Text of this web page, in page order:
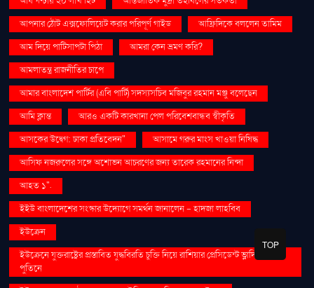
আপনার ঠোঁট এক্সফোলিয়েট করার পরিপূর্ণ গাইড
আফ্রিদিকে বললেন তামিম
আম দিয়ে পাটিসাপটা পিঠা
আমরা কেন ভ্রমণ করি?
আমলাতন্ত্র রাজনীতির চাপে
আমার বাংলাদেশ পার্টির (এবি পার্টি) সদস্যসচিব মজিবুর রহমান মঞ্জু বলেছেন
আমি ক্লান্ত
আরও একটি কারখানা পেল পরিবেশবান্ধব স্বীকৃতি
আসকের উদ্বেগ: ঢাকা প্রতিবেদন"
আসামে গরুর মাংস খাওয়া নিষিদ্ধ
আসিফ নজরুলের সঙ্গে অশোভন আচরণের জন্য তারেক রহমানের নিন্দা
আহত ১".
ইইউ বাংলাদেশের সংস্কার উদ্যোগে সমর্থন জানালেন - হাদজা লাহবিব
ইউক্রেন
ইউক্রেনে যুক্তরাষ্ট্রের প্রস্তাবিত যুদ্ধবিরতি চুক্তি নিয়ে রাশিয়ার প্রেসিডেন্ট ভ্লাদিমির
পুতিনে
TOP